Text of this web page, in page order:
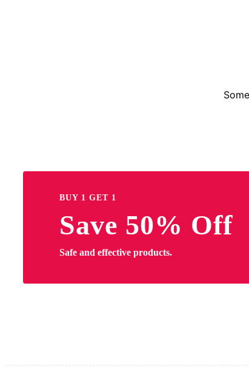
BUY 1 GET 1
Save 50% Off
Safe and effective products.